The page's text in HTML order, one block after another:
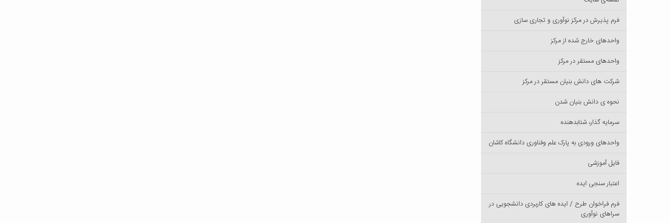
فرم پذیرش در مرکز نوآوری و تجاری سازی
واحدهای خارج شده از مرکز
واحدهای مستقر در مرکز
شرکت های دانش بنیان مستقر در مرکز
نحوه ی دانش بنیان شدن
سرمایه گذار، شتابدهنده
واحدهای ورودی به پارک علم وفناوری دانشگاه کاشان
فایل آموزشی
اعتبار سنجی ایده
فرم فراخوان طرح / ایده های کاربردی دانشجویی در
سراهای نوآوری